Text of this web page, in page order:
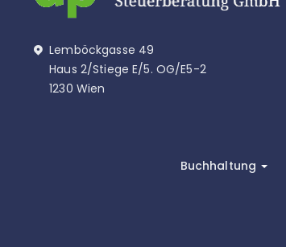
Lemböckgasse 49
Haus 2/Stiege E/5. OG/E5-2
1230 Wien
Buchhaltung